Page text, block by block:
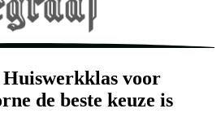
voor
de beste keuze is